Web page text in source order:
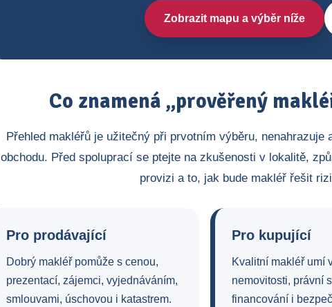
Zobrazit mapu a výběr níže
Co znamená „prověřený
Přehled makléřů je užitečný při prvotním výběru,
obchodu. Před spoluprací se ptejte na zkušenosti v lokalitě,
provizi a to, jak bude makléř řešit
Pro prodávající
Dobrý makléř pomůže s cenou,
prezentací, zájemci, vyjednáváním,
smlouvami, úschovou i katastrem.
Pro kupující
Kvalitní makléř umí
nemovitosti, právní
financování i